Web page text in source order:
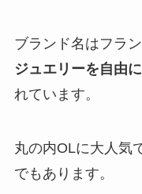
ブランド名はフラ
ジュエリーを自由
れています。
丸の内OLに大人気
でもあります。